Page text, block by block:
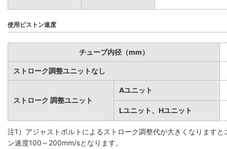
使用ピストン速度
チューブ内径（mm）
ストローク調整ユニットなし
ストローク 調整ユニット
Aユニット
Lユニット、Hユニット
注1）アジャストボルトによるストローク調整代が大きくなります
ン速度100～200mm/sとなります。